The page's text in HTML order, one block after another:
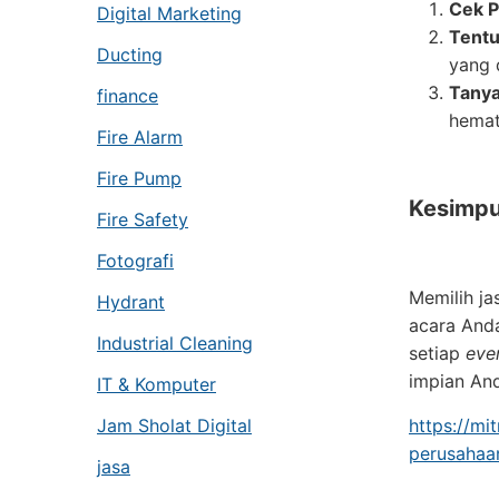
Digital Marketing
Ducting
finance
Fire Alarm
Fire Pump
Fire Safety
Fotografi
Hydrant
Industrial Cleaning
IT & Komputer
Jam Sholat Digital
jasa
Cek
yang
Memilih
acara
setiap
impian
https://